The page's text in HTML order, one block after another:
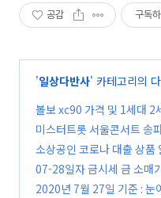
공감 구독하
'일상다반사' 카테고리의
볼보 xc90 가격 및 1세대 2
가격
(0)
미스터트롯 서울콘서트 송
으로 미스터트롯 콘서트 취
소상공인 코로나 대출 상
행 소호대출)
(0)
07-28일자 금시세 금 소매
인 시세
(0)
2020년 7월 27일 기준 : 눈